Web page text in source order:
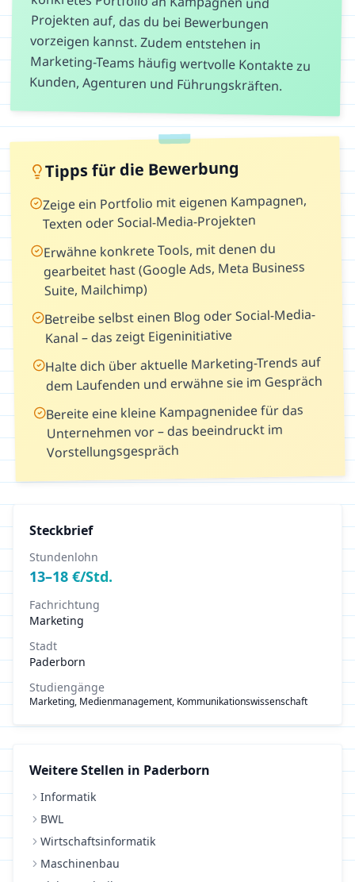
Kunden, Agenturen und Führungskräften.
Tipps für die Bewerbung
Zeige ein Portfolio mit eigenen Kampagnen,
Texten oder Social-Media-Projekten
Erwähne konkrete Tools, mit denen du
gearbeitet hast (Google Ads, Meta Business
Suite, Mailchimp)
Betreibe selbst einen Blog oder Social-Media-
Kanal – das zeigt Eigeninitiative
Halte dich über aktuelle Marketing-Trends auf
dem Laufenden und erwähne sie im Gespräch
Bereite eine kleine Kampagnenidee für das
Unternehmen vor – das beeindruckt im
Vorstellungsgespräch
Steckbrief
Stundenlohn
13–18 €/Std.
Fachrichtung
Marketing
Stadt
Paderborn
Studiengänge
Marketing, Medienmanagement, Kommunikationswissenschaft
Weitere Stellen in Paderborn
Informatik
BWL
Wirtschaftsinformatik
Maschinenbau